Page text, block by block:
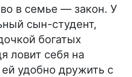
в семье — закон. У
сын-студент,
богатых
ловит себя на
удобно дружить с